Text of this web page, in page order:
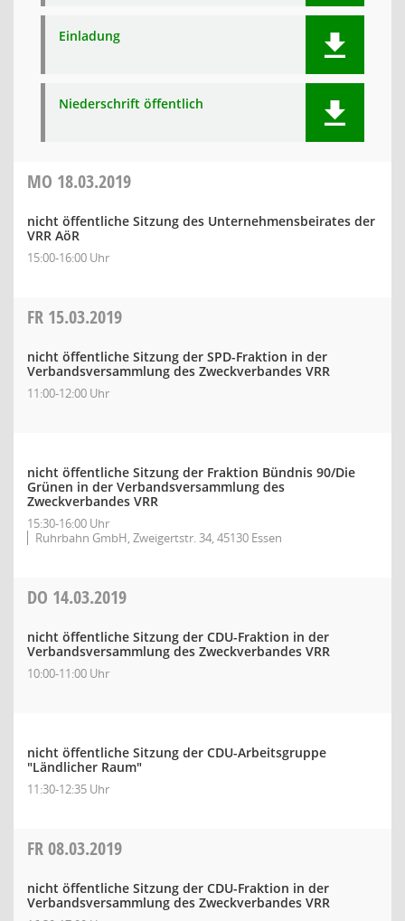
Einladung
Niederschrift öffentlich
MO 18.03.2019
nicht öffentliche Sitzung des Unternehmensbeirates der
VRR AöR
15:00-16:00 Uhr
FR 15.03.2019
nicht öffentliche Sitzung der SPD-Fraktion in der
Verbandsversammlung des Zweckverbandes VRR
11:00-12:00 Uhr
nicht öffentliche Sitzung der Fraktion Bündnis 90/Die
Grünen in der Verbandsversammlung des
Zweckverbandes VRR
15:30-16:00 Uhr
Ruhrbahn GmbH, Zweigertstr. 34, 45130 Essen
DO 14.03.2019
nicht öffentliche Sitzung der CDU-Fraktion in der
Verbandsversammlung des Zweckverbandes VRR
10:00-11:00 Uhr
nicht öffentliche Sitzung der CDU-Arbeitsgruppe
"Ländlicher Raum"
11:30-12:35 Uhr
FR08.03.2019
nicht öffentliche Sitzung der CDU-Fraktion in der
Verbandsversammlung des Zweckverbandes VRR